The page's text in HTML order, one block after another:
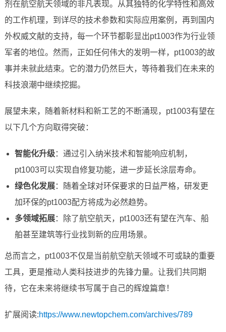
剂在航空航天领域的非凡表现。从其独特的化学特性和高效
的工作机理，到详尽的技术参数和实际应用案例，再到国内
外权威文献的支持，每一个环节都彰显出pt1003作为行业领
军者的地位。然而，正如任何伟大的发明一样，pt1003的故
事并未就此结束。它的潜力仍然巨大，等待着我们在未来的
科技浪潮中继续挖掘。
展望未来，随着新材料和新工艺的不断涌现，pt1003有望在
以下几个方向取得突破：
智能化升级：通过引入纳米技术和智能响应机制，
pt1003可以实现自修复功能，进一步延长涂层寿命。
绿色化发展：随着全球对环保要求的日益严格，研发更
加环保的pt1003配方将成为必然趋势。
多领域拓展：除了航空航天，pt1003还有望在汽车、船
舶甚至建筑等行业找到新的应用场景。
总而言之，pt1003不仅是当前航空航天领域不可或缺的重要
工具，更是推动人类科技进步的先锋力量。让我们共同期
待，它在未来将继续书写属于自己的辉煌篇章！
扩展阅读:https://www.newtopchem.com/archives/789